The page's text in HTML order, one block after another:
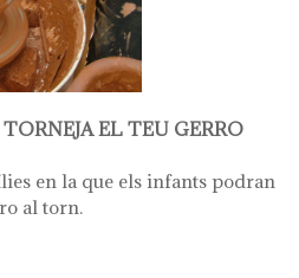
EL TEU GERRO
en la que els infants podran
al torn.